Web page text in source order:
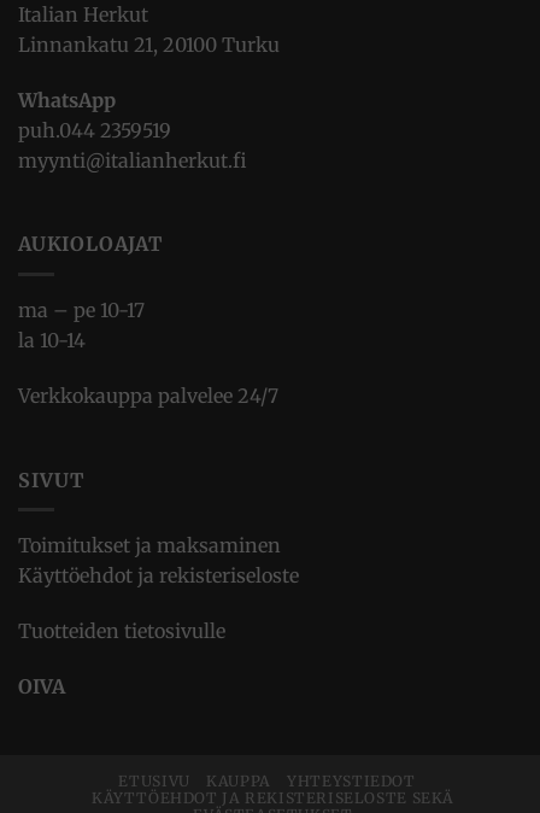
Italian Herkut
Linnankatu 21, 20100 Turku
WhatsApp
puh.044 2359519
myynti@italianherkut.fi
AUKIOLOAJAT
ma – pe 10-17
la 10-14
Verkkokauppa palvelee 24/7
SIVUT
Toimitukset ja maksaminen
Käyttöehdot ja rekisteriseloste
Tuotteiden tietosivulle
OIVA
ETUSIVU KAUPPA
YHTEYSTIEDOT
KÄYTTÖEHDOT JA REKISTERISELOSTE SEKÄ